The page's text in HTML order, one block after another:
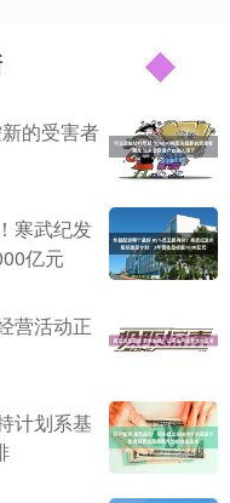
的受害者
寒武纪发
亿元
营活动正
计划系基